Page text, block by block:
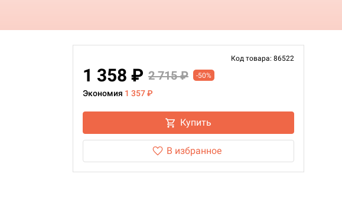
Код товара: 86522
1 358 ₽ 2 715 ₽ -50%
Экономия 1 357 ₽
Купить
В избранное